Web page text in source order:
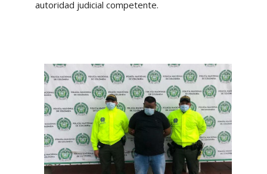
autoridad judicial competente.